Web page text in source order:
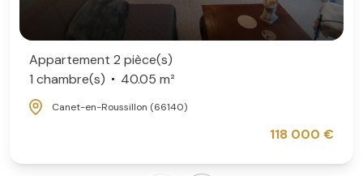
Appartement 2 pièce(s)
1 chambre(s)
40.05 m²
Canet-en-Roussillon (66140)
118 000 €